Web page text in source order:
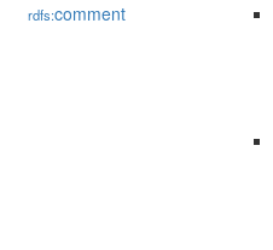
rdfs:comment